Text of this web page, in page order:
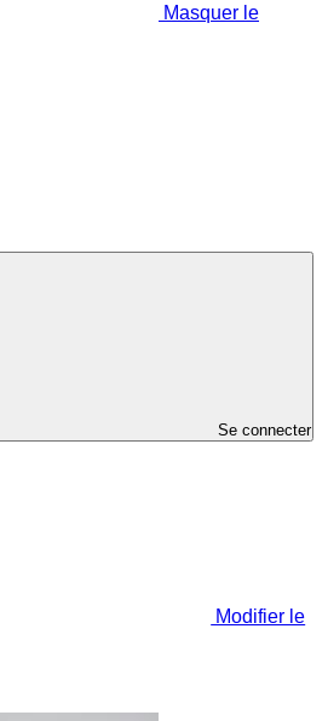
Masquer le
Se connecter
Modifier le